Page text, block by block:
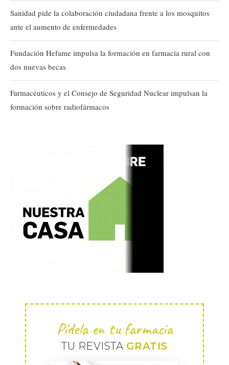
Sanidad pide la colaboración ciudadana frente a los mosquitos
ante el aumento de enfermedades
Fundación Hefame impulsa la formación en farmacia rural con
dos nuevas becas
Farmacéuticos y el Consejo de Seguridad Nuclear impulsan la
formación sobre radiofármacos
Pídela en tu farmacia
TU REVISTA GRATIS